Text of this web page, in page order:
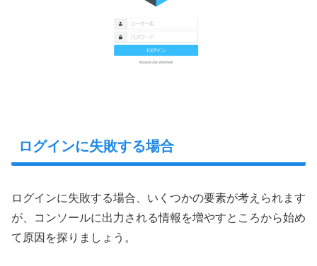
ログインに失敗する場合
ログインに失敗する場合、いくつかの要素が考えられます
が、コンソールに出力される情報を増やすところから始め
て原因を探りましょう。